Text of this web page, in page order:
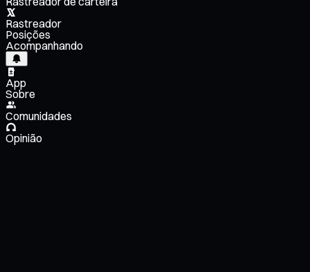
Rastreador
Posições
Acompanhando
App
Sobre
Comunidades
Opinião